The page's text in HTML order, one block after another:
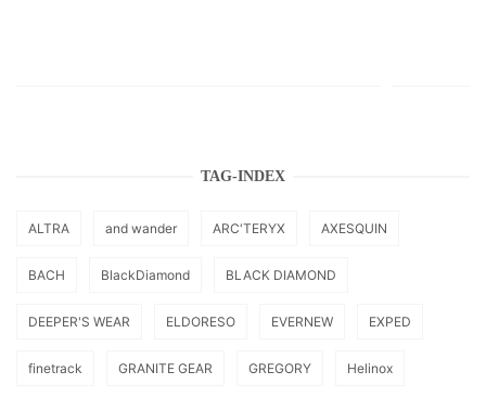
TAG-INDEX
ALTRA and wander ARC'TERYX AXESQUIN
BACH BlackDiamond BLACK DIAMOND
DEEPER'S WEAR ELDORESO EVERNEW EXPED
finetrack GRANITE GEAR GREGORY Helinox